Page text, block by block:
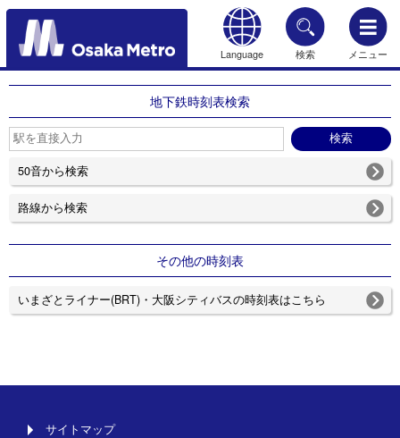
Language 検索 メニュー
もどる
地下鉄時刻表検索
50音から検索
路線から検索
その他の時刻表
いまざとライナー(BRT)・大阪シティバスの時刻表はこちら
サイトマップ